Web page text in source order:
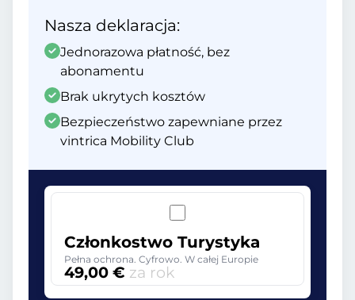
Nasza deklaracja:
Jednorazowa płatność, bez
abonamentu
Brak ukrytych kosztów
Bezpieczeństwo zapewniane przez
vintrica Mobility Club
Członkostwo Turystyka
Pełna ochrona. Cyfrowo. W całej Europie
49,00 € za rok